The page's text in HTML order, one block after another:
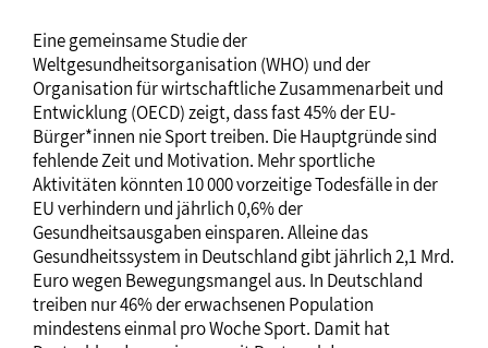
Eine gemeinsame Studie der
Weltgesundheitsorganisation (WHO) und der
Organisation für wirtschaftliche Zusammenarbeit und
Entwicklung (OECD) zeigt, dass fast 45% der EU-
Bürger*innen nie Sport treiben. Die Hauptgründe sind
fehlende Zeit und Motivation. Mehr sportliche
Aktivitäten könnten 10 000 vorzeitige Todesfälle in der
EU verhindern und jährlich 0,6% der
Gesundheitsausgaben einsparen. Alleine das
Gesundheitssystem in Deutschland gibt jährlich 2,1 Mrd.
Euro wegen Bewegungsmangel aus. In Deutschland
treiben nur 46% der erwachsenen Population
mindestens einmal pro Woche Sport. Damit hat